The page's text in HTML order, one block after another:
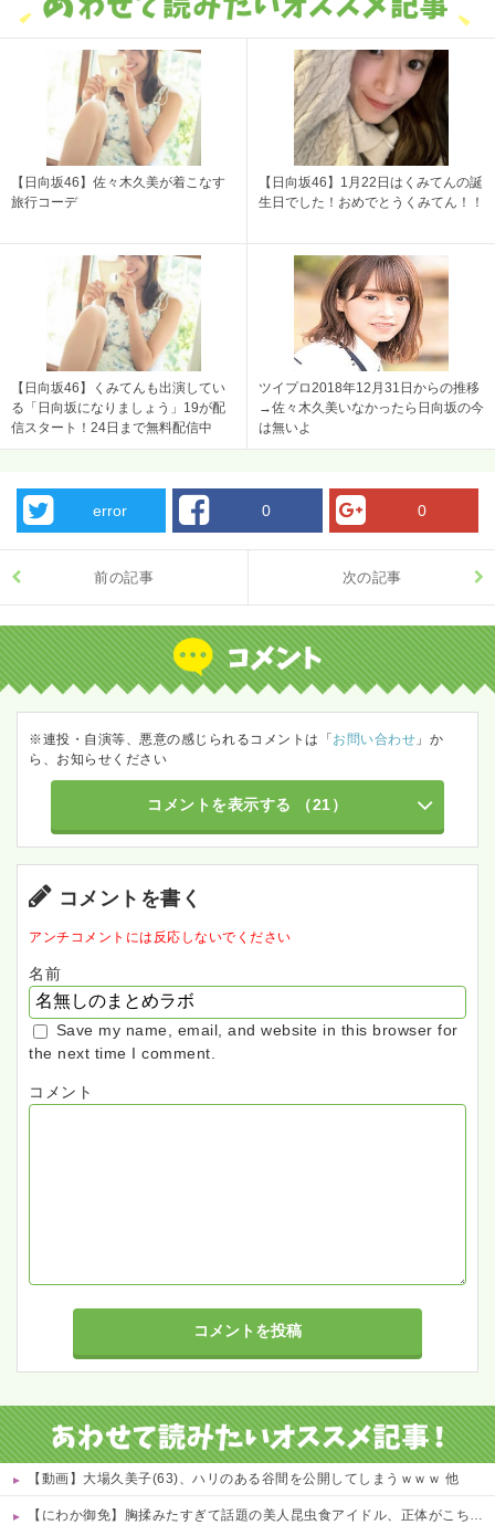
【日向坂46】佐々木久美が着こなす
旅行コーデ
【日向坂46】1月22日はくみてんの誕
生日でした！おめでとうくみてん！！
【日向坂46】くみてんも出演してい
る「日向坂になりましょう」19が配
信スタート！24日まで無料配信中
ツイプロ2018年12月31日からの推移
→佐々木久美いなかったら日向坂の今
は無いよ
error 0 0
前の記事 次の記事
※連投・自演等、悪意の感じられるコメントは「お問い合わせ 」か
ら、お知らせください
コメントを表示する （21）
コメントを書く
アンチコメントには反応しないでください
名前
Save my name, email, and website in this browser for
the next time I comment.
コメント
【動画】大場久美子(63)、ハリのある谷間を公開してしまうｗｗｗ 他
【にわか御免】胸揉みたすぎて話題の美人昆虫食アイドル、正体がこちらwwwwww 他